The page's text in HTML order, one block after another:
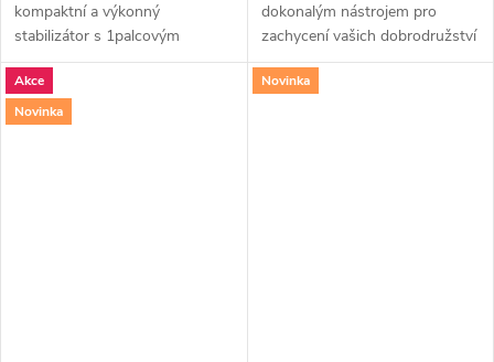
kompaktní a výkonný
stabilizátor s 1palcovým
snímačem, který umožňuje...
dokonalým nástrojem pro
zachycení vašich dobrodružství
v ohromující...
Akce
Novinka
Novinka